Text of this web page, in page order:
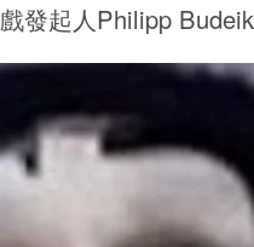
發起人Philipp